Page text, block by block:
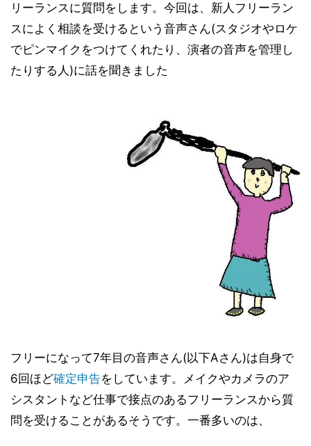
リーランスに質問をします。今回は、新人フリーラン
スによく相談を受けるという音声さん(スタジオやロケ
でピンマイクをつけてくれたり、演者の音声を管理し
たりする人)に話を聞きました
フリーになって7年目の音声さん(以下Aさん)は自身で
6回ほど確定申告をしています。メイクやカメラのア
シスタントなど仕事で接点のあるフリーランスから質
問を受けることがあるそうです。一番多いのは、